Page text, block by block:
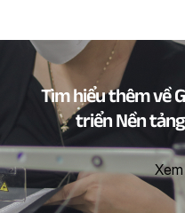
Tìm hiểu thêm về
triển Nền